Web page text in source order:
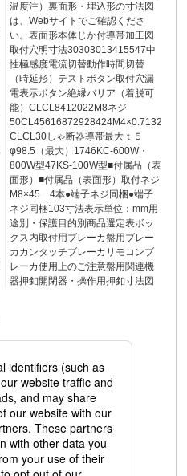
温度注）裏面形・埋込形の寸法図
は、Webサイトでご確認くださ
い。表面形本体じか付導帯加工図
取付穴明寸法30303013415547中
性極感度電流切替動作時間切替
（時延形）テストボタン取付穴漏
電表示ボタン絶縁バリア（着脱可
能）CLCL8412022M8ネジ
50CL45616872928424M4×0.7132
CLCL30しゃ断器導帯最大ｔ５
φ98.5（最大）1746KC-600W・
800W型47KS-100W型■付属品（表
面形）■付属品（表面形）取付ネジ
M8×45 4本●端子ネジ同梱●端子
ネジ同梱103寸法表示単位：mm用
途別・保護目的別商品選定表ボッ
クス内取付用ブレーカ盤用ブレー
カカンタッチブレーカリモコンブ
レーカ使用上のご注意盤用関連機
器押釦開閉器・操作用押釦寸法図